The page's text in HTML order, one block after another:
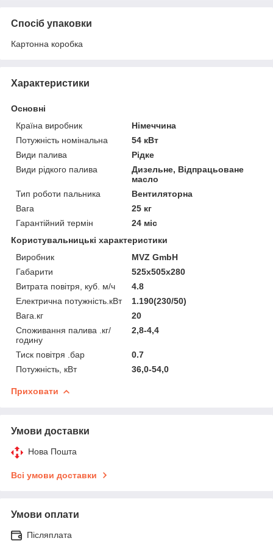
Спосіб упаковки
Картонна коробка
Характеристики
Основні
Країна виробник
Німеччина
Потужність номінальна
54 кВт
Види палива
Рідке
Види рідкого палива
Дизельне, Відпрацьоване
масло
Тип роботи пальника
Вентиляторна
Вага
25 кг
Гарантійний термін
24 міс
Користувальницькі характеристики
Виробник
MVZ GmbH
Габарити
525x505x280
Витрата повітря, куб. м/ч
4.8
Електрична потужність.кВт
1.190(230/50)
Вага.кг
20
Споживання палива .кг/
годину
2,8-4,4
Тиск повітря .бар
0.7
Потужність, кВт
36,0-54,0
Приховати
Умови доставки
Нова Пошта
Всі умови доставки
Умови оплати
Післяплата